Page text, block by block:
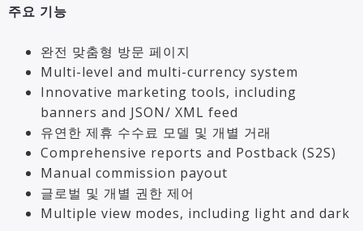
주요 기능
완전 맞춤형 방문 페이지
Multi-level and multi-currency system
Innovative marketing tools, including
banners and JSON/ XML feed
유연한 제휴 수수료 모델 및 개별 거래
Comprehensive reports and Postback (S2S)
Manual commission payout
글로벌 및 개별 권한 제어
Multiple view modes, including light and dark